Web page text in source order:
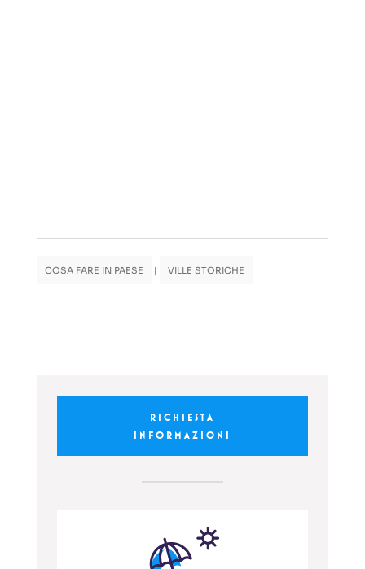
COSA FARE IN PAESE | VILLE STORICHE
RICHIESTA
INFORMAZIONI